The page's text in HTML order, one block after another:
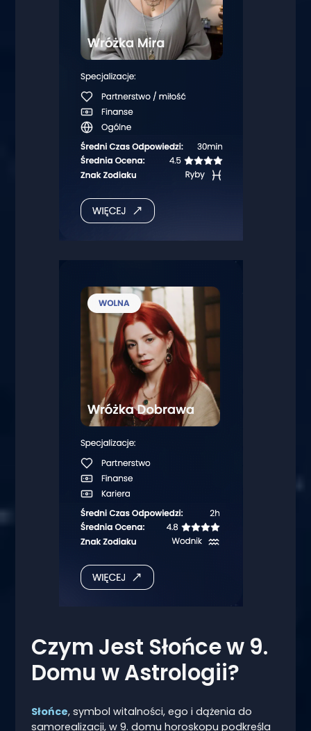
Czym Jest Słońce w 9.
Domu w Astrologii?
Słońce, symbol witalności, ego i dążenia do
samorealizacji, w 9. domu horoskopu podkreśla